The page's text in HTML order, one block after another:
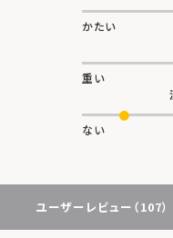
かたい
重い
ない
ユーザーレビュー （107）